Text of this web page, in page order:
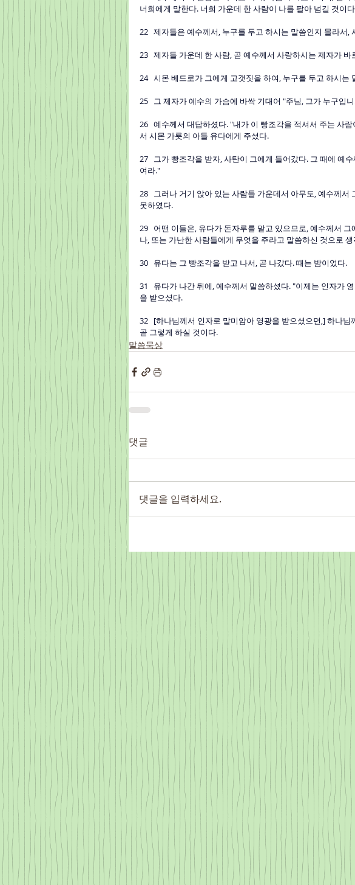
너희에게 말한다. 너희 가운데 한 사람이 나를 팔아 넘길 것이
22   제자들은 예수께서, 누구를 두고 하시는 말씀인지 몰라서
23   제자들 가운데 한 사람, 곧 예수께서 사랑하시는 제자가
24   시몬 베드로가 그에게 고갯짓을 하여, 누구를 두고 하시
25   그 제자가 예수의 가슴에 바싹 기대어 "주님, 그가 누구입
26   예수께서 대답하셨다. "내가 이 빵조각을 적셔서 주는 사
서 시몬 가룟의 아들 유다에게 주셨다.
27   그가 빵조각을 받자, 사탄이 그에게 들어갔다. 그 때에
여라."
28   그러나 거기 앉아 있는 사람들 가운데서 아무도, 예수께
못하였다.
29   어떤 이들은, 유다가 돈자루를 맡고 있으므로, 예수께서
나, 또는 가난한 사람들에게 무엇을 주라고 말씀하신 것으로
30   유다는 그 빵조각을 받고 나서, 곧 나갔다. 때는 밤이었다.
31   유다가 나간 뒤에, 예수께서 말씀하셨다. "이제는 인자
을 받으셨다.
32   [하나님께서 인자로 말미암아 영광을 받으셨으면,] 하나
곧 그렇게 하실 것이다.
말씀묵상
댓글
댓글을 입력하세요.